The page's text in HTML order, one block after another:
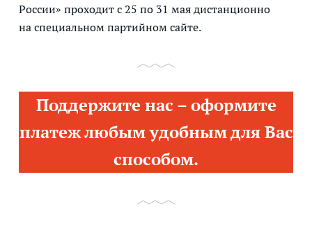
России» проходит с 25 по 31 мая дистанционно
на специальном партийном сайте.
Поддержите нас – оформите
платеж любым удобным для Вас
способом.